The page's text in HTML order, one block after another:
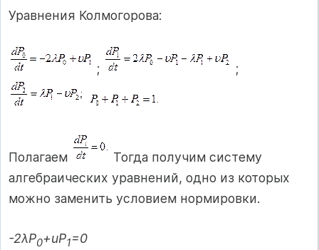
Уравнения Колмогорова:
; ;
Полагаем
Тогда получим систему
алгебраических уравнений, одно из которых
можно заменить условием нормировки.
-2λP0+uP1=0